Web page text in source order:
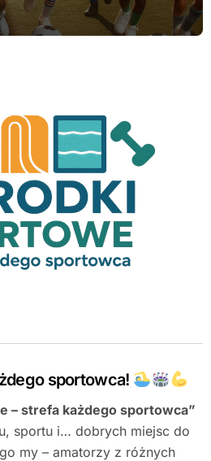
sportowca!
– strefa każdego sportowca”
sportu i… dobrych miejsc do
my – amatorzy z różnych